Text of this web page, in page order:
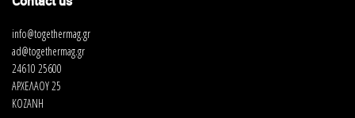
info@togethermag.gr
ad@togethermag.gr
24610 25600
ΑΡΧΕΛΑΟΥ 25
ΚΟΖΑΝΗ